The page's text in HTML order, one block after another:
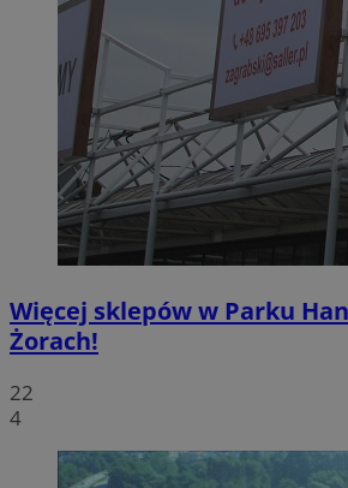
Więcej sklepów w Parku
Żorach!
22
4